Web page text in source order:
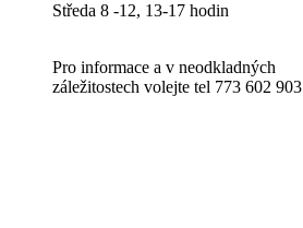
Středa 8 -12, 13-17 hodin
Pro informace a v neodkladných
záležitostech volejte tel 773 602 903